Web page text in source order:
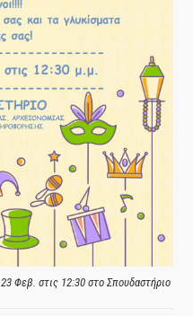
Φεβ. στις 12:30 στο Σπουδαστήριο